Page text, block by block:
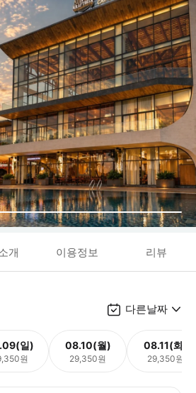
개 이용정보 리뷰
다른날짜
일)
원
08.10(월)
29,350원
08.11(화)
29,350원